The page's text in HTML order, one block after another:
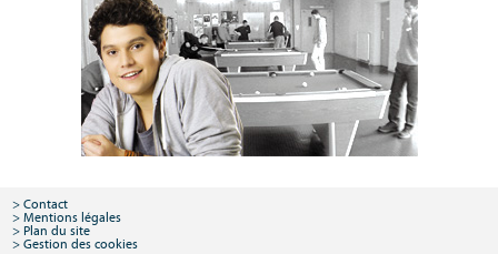
Contact
Mentions légales
Plan du site
Gestion des cookies